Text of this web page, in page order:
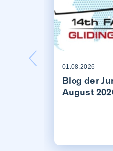
01.08.2026
Blog der
August